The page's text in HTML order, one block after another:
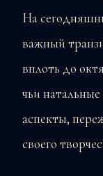
На
важный
вплоть до
чьи
аспекты,
своего